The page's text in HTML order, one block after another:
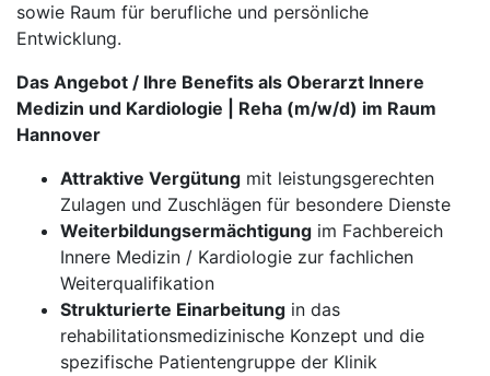
sowie Raum für berufliche und persönliche
Entwicklung.
Das Angebot / Ihre Benefits als Oberarzt Innere
Medizin und Kardiologie | Reha (m/w/d) im Raum
Hannover
Attraktive Vergütung mit leistungsgerechten
Zulagen und Zuschlägen für besondere Dienste
Weiterbildungsermächtigung im Fachbereich
Innere Medizin / Kardiologie zur fachlichen
Weiterqualifikation
Strukturierte Einarbeitung in das
rehabilitationsmedizinische Konzept und die
spezifische Patientengruppe der Klinik